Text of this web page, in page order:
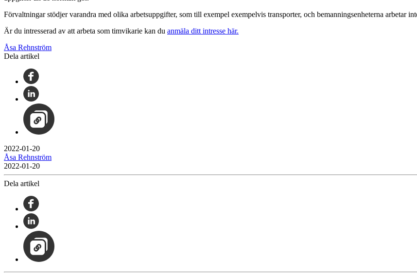
Förvaltningar stödjer varandra med olika arbetsuppgifter, som till exempel exempelvis transporter, och bemanningsenheterna arbetar
Är du intresserad av att arbeta som timvikarie kan du anmäla ditt intresse här.
Åsa Rehnström
Dela artikel
2022-01-20
Åsa Rehnström
2022-01-20
Dela artikel